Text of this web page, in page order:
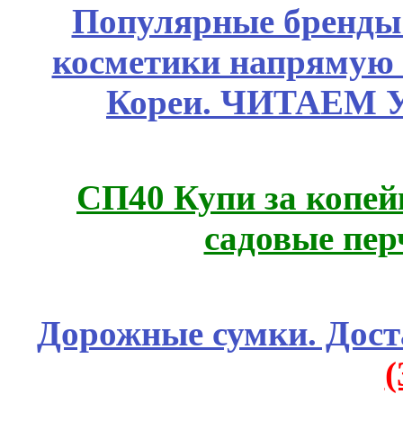
Популярные
косметики
Кореи. ЧИТАЕМ
СП40 Купи за
садовые
Дорожные сумки.